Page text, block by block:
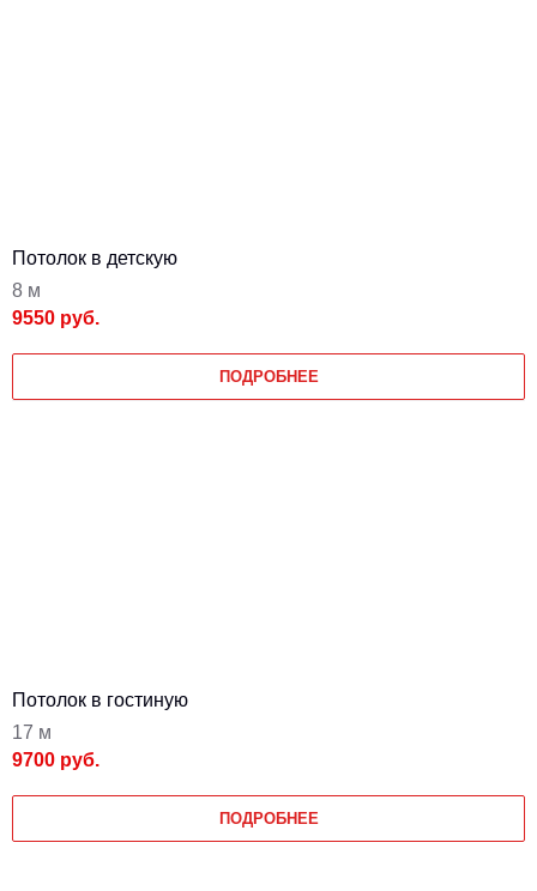
Потолок в детскую
8 м
9550 руб.
ПОДРОБНЕЕ
Потолок в гостиную
17 м
9700 руб.
ПОДРОБНЕЕ